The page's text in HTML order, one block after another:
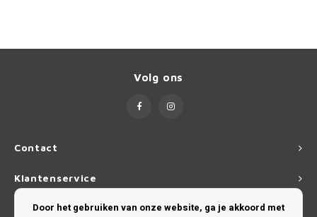
Contact
Volg ons
Klantenservice
Mijn account
Door het gebruiken van onze website, ga je akkoord met